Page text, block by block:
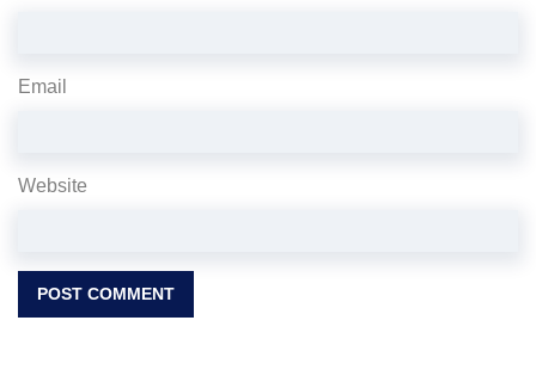
Email
Website